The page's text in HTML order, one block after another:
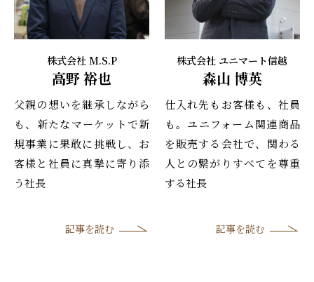
株式会社 M.S.P
高野 裕也
父親の想いを継承しながら
も、新たなマーケットで新
規事業に果敢に挑戦し、お
客様と社員に真摯に寄り添
う社長
記事を読む
株式会社 ユニマート信越
森山 博英
仕入れ先もお客様も、社員
も。ユニフォーム関連商品
を販売する会社で、関わる
人との繋がりすべてを尊重
する社長
記事を読む